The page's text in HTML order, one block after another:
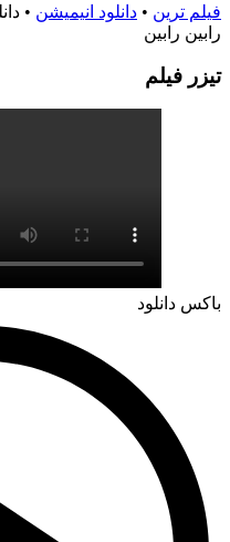
فیلم ترین • دانلود انیمیشن •
رابین رابین
تيزر فيلم
باکس دانلود